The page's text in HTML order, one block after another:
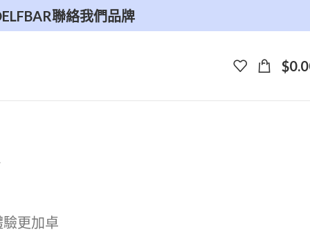
ELFBAR聯絡我們品牌
$
更加卓